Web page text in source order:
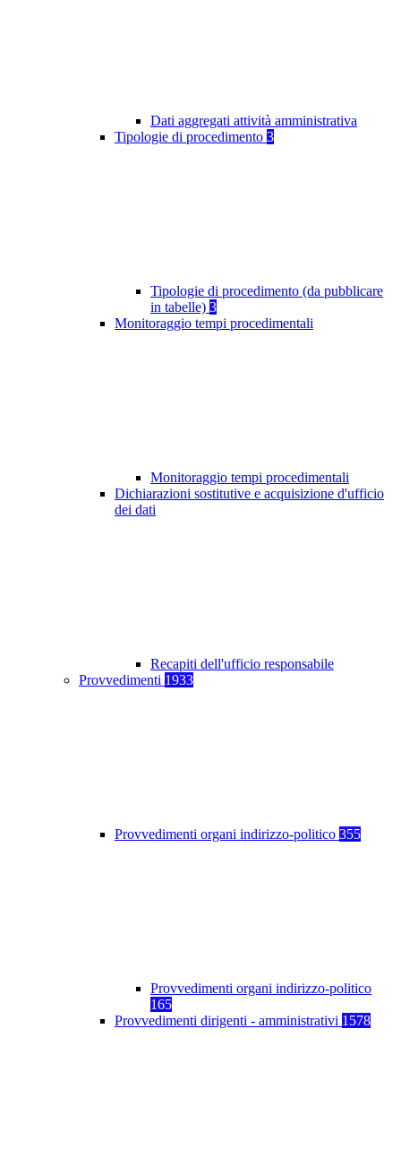
Dati aggregati attività amministrativa
Tipologie di procedimento 3
Tipologie di procedimento (da pubblicare
in tabelle) 3
Monitoraggio tempi procedimentali
Monitoraggio tempi procedimentali
Dichiarazioni sostitutive e acquisizione d'ufficio
dei dati
Recapiti dell'ufficio responsabile
Provvedimenti 1933
Provvedimenti organi indirizzo-politico 355
Provvedimenti organi indirizzo-politico
165
Provvedimenti dirigenti - amministrativi 1578